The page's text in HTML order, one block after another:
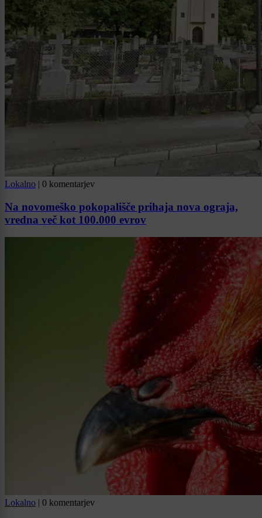
Lokalno | 0 komentarjev
Na novomeško pokopališče prihaja nova ograja,
vredna več kot 100.000 evrov
Lokalno | 0 komentarjev